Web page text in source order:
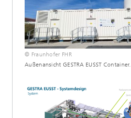
© Fraunhofer FHR
Außenansicht GESTRA EUSST Container.